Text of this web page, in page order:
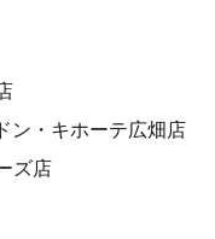
・キホーテ広畑店
ズ店